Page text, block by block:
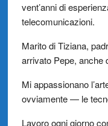
vent’anni di
telecomunicazioni.
Marito di Tiziana,
arrivato Pepe, anche
Mi appassionano
ovviamente — le
Lavoro ogni giorno